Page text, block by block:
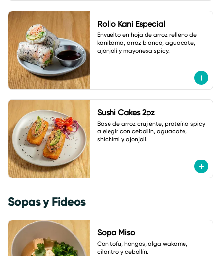
Rollo Kani Especial
Envuelto en hoja de arroz relleno de
kanikama, arroz blanco, aguacate,
ajonjolí y mayonesa spicy.
Sushi Cakes 2pz
Base de arroz crujiente, proteína spicy
a elegir con cebollín, aguacate,
shichimi y ajonjolí.
Sopas y Fideos
Sopa Miso
Con tofu, hongos, alga wakame,
cilantro y cebollín.